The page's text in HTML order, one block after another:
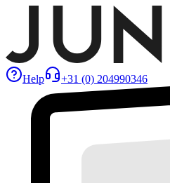
Help +31 (0) 204990346